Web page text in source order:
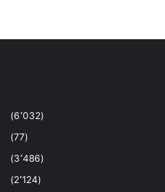
(6٬032)
(77)
(3٬486)
(2٬124)